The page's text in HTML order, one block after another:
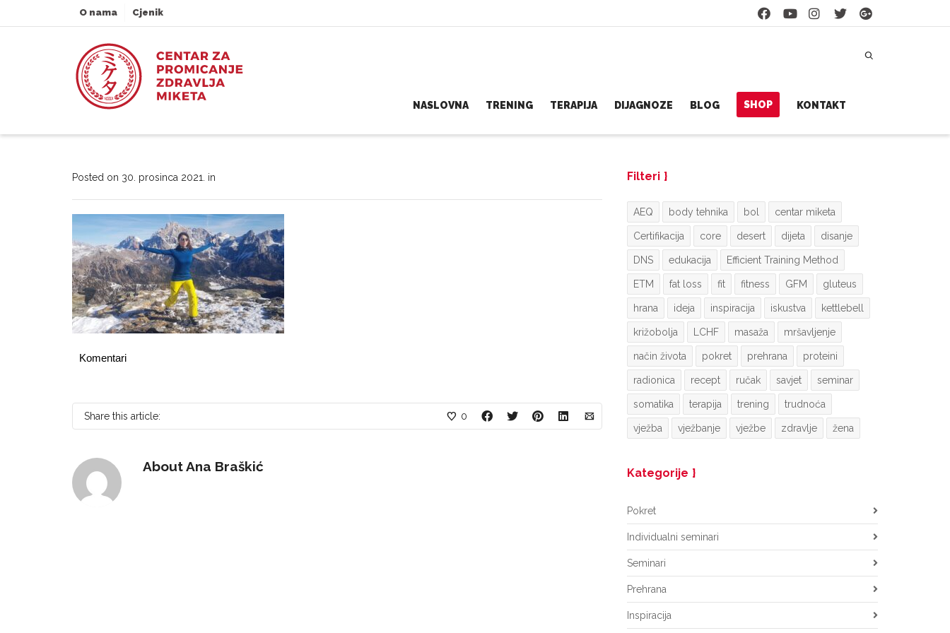
O nama Cjenik
NASLOVNA TRENING TERAPIJA DIJAGNOZE BLOG SHOP KONTAKT
Posted on 30. prosinca 2021. in
Komentari
Share this article: 0
AboutAna Braškić
Filteri
AEQ body tehnika bol centar miketa
Certifikacija core desert dijeta disanje
DNS edukacija Efficient Training Method
ETM fat loss fit fitness GFM gluteus
hrana ideja inspiracija iskustva kettlebell
križobolja LCHF masaža mršavljenje
način života pokret prehrana proteini
radionica recept ručak savjet seminar
somatika terapija trening trudnoća
vježba vježbanje vježbe zdravlje žena
Kategorije
Pokret
Individualni seminari
Seminari
Prehrana
Inspiracija